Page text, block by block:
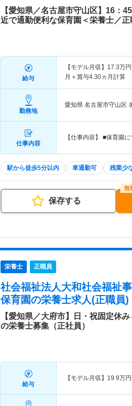
【愛知県／名古屋市守山区】16：
近で通勤便利な保育園＜栄養士／正
給与
【モデル月収】 17.3万
月＋賞与4.30ヵ月計算
勤務地
愛知県 名古屋市守山区
仕事内容
【仕事内容】 ■保育園
駅から徒歩5分以内 車通勤可 残業少
保存する
栄養士 正職員
社会福祉法人大和社会福祉
保育園の栄養士求人(正職員)
【愛知県／大府市】日・祝固定休
の栄養士募集（正社員）
給与
【モデル月収】 19.9万